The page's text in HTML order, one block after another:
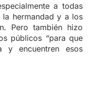
a todas
hermandad y a los
Pero también hizo
públicos “para que
y encuentren esos